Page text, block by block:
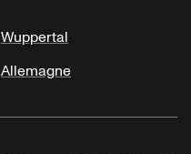
Wuppertal
Allemagne